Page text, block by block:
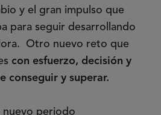
y el gran impulso que
para seguir desarrollando
Otro nuevo reto que
con esfuerzo, decisión y
conseguir y superar.
nuevo periodo